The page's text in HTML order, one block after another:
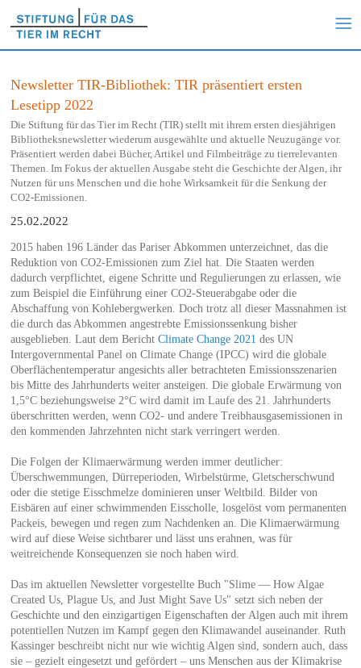
Newsletter TIR-Bibliothek: TIR präsentiert ersten
Lesetipp 2022
Die Stiftung für das Tier im Recht (TIR) stellt mit ihrem ersten diesjährigen
Bibliotheksnewsletter wiederum ausgewählte und aktuelle Neuzugänge vor.
Präsentiert werden dabei Bücher, Artikel und Filmbeiträge zu tierrelevanten
Themen. Im Fokus der aktuellen Ausgabe steht die Geschichte der Algen, ihr
Nutzen für uns Menschen und die hohe Wirksamkeit für die Senkung der
CO2-Emissionen.
25.02.2022
2015 haben 196 Länder das Pariser Abkommen unterzeichnet, das die
Reduktion von CO2-Emissionen zum Ziel hat. Die Staaten werden
dadurch verpflichtet, eigene Schritte und Regulierungen zu erlassen, wie
zum Beispiel die Einführung einer CO2-Steuerabgabe oder die
Abschaffung von Kohlebergwerken. Doch trotz all dieser Massnahmen ist
die durch das Abkommen angestrebte Emissionssenkung bisher
ausgeblieben. Laut dem Bericht Climate Change 2021 des UN
Intergovernmental Panel on Climate Change (IPCC) wird die globale
Oberflächentemperatur angesichts aller betrachteten Emissionsszenarien
bis Mitte des Jahrhunderts weiter ansteigen. Die globale Erwärmung von
1,5°C beziehungsweise 2°C wird damit im Laufe des 21. Jahrhunderts
überschritten werden, wenn CO2- und andere Treibhausgasemissionen in
den kommenden Jahrzehnten nicht stark verringert werden.
Die Folgen der Klimaerwärmung werden immer deutlicher:
Überschwemmungen, Dürreperioden, Wirbelstürme, Gletscherschwund
oder die stetige Eisschmelze dominieren unser Weltbild. Bilder von
Eisbären auf einer schwimmenden Eisscholle, losgelöst vom permanenten
Packeis, bewegen und regen zum Nachdenken an. Die Klimaerwärmung
wird auf diese Weise sichtbarer und lässt uns erahnen, was für
weitreichende Konsequenzen sie noch haben wird.
Das im aktuellen Newsletter vorgestellte Buch "Slime — How Algae
Created Us, Plague Us, and Just Might Save Us" setzt sich neben der
Geschichte und den einzigartigen Eigenschaften der Algen auch mit ihrem
potentiellen Nutzen im Kampf gegen den Klimawandel auseinander. Ruth
Kassinger beschreibt nicht nur wie wichtig Algen sind, sondern auch, dass
sie – gezielt eingesetzt und gefördert – uns Menschen aus der Klimakrise